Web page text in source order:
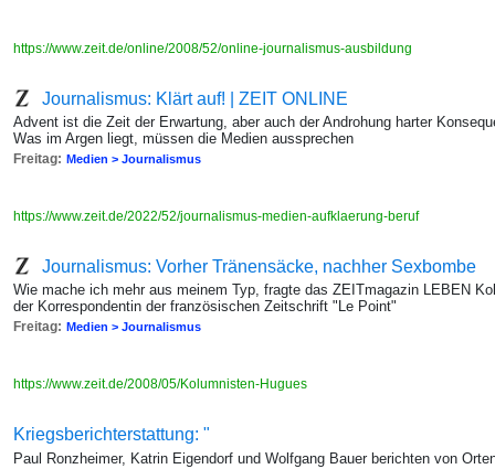
https://www.zeit.de/online/2008/52/online-journalismus-ausbildung
Journalismus: Klärt auf! | ZEIT ONLINE
Advent ist die Zeit der Erwartung, aber auch der Androhung harter
Was im Argen liegt, müssen die Medien aussprechen
Freitag: Medien > Journalismus
https://www.zeit.de/2022/52/journalismus-medien-aufklaerung-beruf
Journalismus: Vorher Tränensäcke, nachher Sexbombe
Wie mache ich mehr aus meinem Typ, fragte das ZEITmagazin LEBEN
der Korrespondentin der französischen Zeitschrift "Le Point"
Freitag: Medien > Journalismus
https://www.zeit.de/2008/05/Kolumnisten-Hugues
Kriegsberichterstattung: "
Paul Ronzheimer, Katrin Eigendorf und Wolfgang Bauer berichten von